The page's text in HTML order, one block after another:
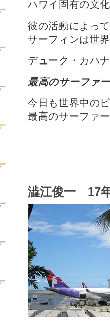
ハワイ固有の文
彼の活動によっ
サーフィンは世
デューク・カハ
最高のサーファ
今日も世界中の
最高のサーファ
澁江俊一 17